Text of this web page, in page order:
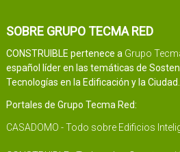
SOBRE GRUPO TECMA RED
CONSTRUIBLE pertenece a Grupo
español líder en las temáticas de
Tecnologías en la Edificación y la Ciudad.
Portales de Grupo Tecma Red:
CASADOMO - Todo sobre Edificios